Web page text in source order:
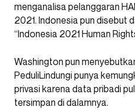
menganalisa pelanggaran
2021. Indonesia pun disebut
“Indonesia 2021 Human
Washington pun
PeduliLindungi punya
privasi karena data pribadi
tersimpan di dalamnya.